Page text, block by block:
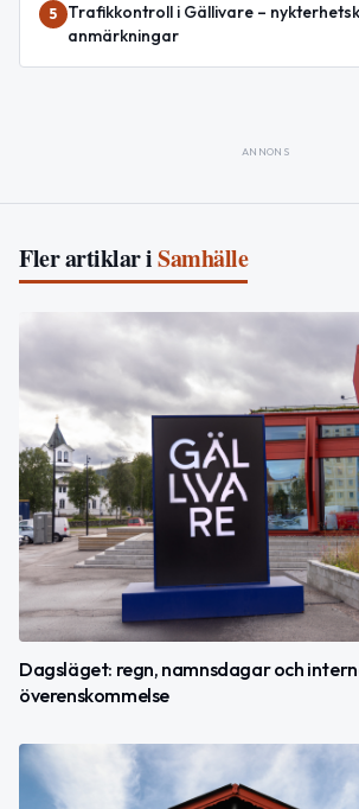
5
Trafikkontroll i Gällivare –
anmärkningar
ANNONS
Fler artiklar iSamhälle
Dagsläget: regn, namnsdagar och
överenskommelse